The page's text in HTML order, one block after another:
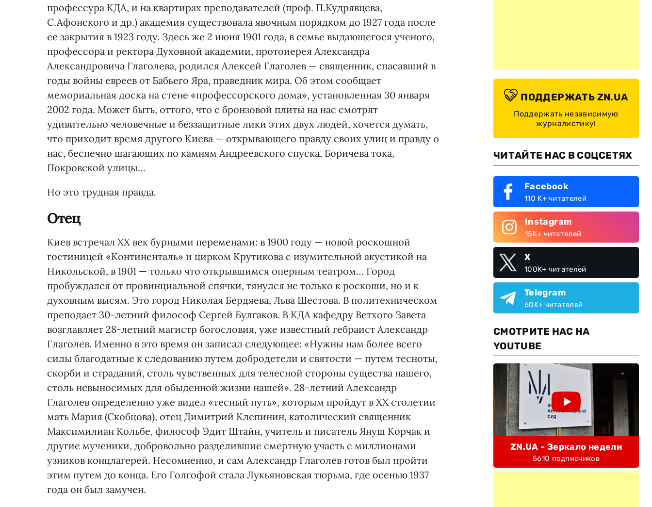
профессура КДА, и на квартирах преподавателей (проф. П.Кудрявцева,
С.Афонского и др.) академия существовала явочным порядком до 1927 года после
ее закрытия в 1923 году. Здесь же 2 июня 1901 года, в семье выдающегося ученого,
профессора и ректора Духовной академии, протоиерея Александра
Александровича Глаголева, родился Алексей Глаголев — священник, спасавший в
годы войны евреев от Бабьего Яра, праведник мира. Об этом сообщает
мемориальная доска на стене «профессорского дома», установленная 30 января
2002 года. Может быть, оттого, что с бронзовой плиты на нас смотрят
удивительно человечные и беззащитные лики этих двух людей, хочется думать,
что приходит время другого Киева — открывающего правду своих улиц и правду о
нас, беспечно шагающих по камням Андреевского спуска, Боричева тока,
Покровской улицы…
Но это трудная правда.
Отец
Киев встречал ХХ век бурными переменами: в 1900 году — новой роскошной
гостиницей «Континенталь» и цирком Крутикова с изумительной акустикой на
Никольской, в 1901 — только что открывшимся оперным театром… Город
пробуждался от провинциальной спячки, тянулся не только к роскоши, но и к
духовным высям. Это город Николая Бердяева, Льва Шестова. В политехническом
преподает 30-летний философ Сергей Булгаков. В КДА кафедру Ветхого Завета
возглавляет 28-летний магистр богословия, уже известный гебраист Александр
Глаголев. Именно в это время он записал следующее: «Нужны нам более всего
силы благодатные к следованию путем добродетели и святости — путем тесноты,
скорби и страданий, столь чувственных для телесной стороны существа нашего,
столь невыносимых для обыденной жизни нашей». 28-летний Александр
Глаголев определенно уже видел «тесный путь», которым пройдут в ХХ столетии
мать Мария (Скобцова), отец Димитрий Клепинин, католический священник
Максимилиан Кольбе, философ Эдит Штайн, учитель и писатель Януш Корчак и
другие мученики, добровольно разделившие смертную участь с миллионами
узников концлагерей. Несомненно, и сам Александр Глаголев готов был пройти
этим путем до конца. Его Голгофой стала Лукьяновская тюрьма, где осенью 1937
года он был замучен.
ПОДДЕРЖАТЬ ZN.UA
Поддержать независимую
журналистику!
ЧИТАЙТЕ НАС В СОЦСЕТЯХ
Facebook
110 K+ читателей
Instagram
15K+ читателей
X
100K+ читателей
Telegram
60K+ читателей
СМОТРИТЕ НАС НА
YOUTUBE
ZN.UA - Зеркало недели
5610 подписчиков